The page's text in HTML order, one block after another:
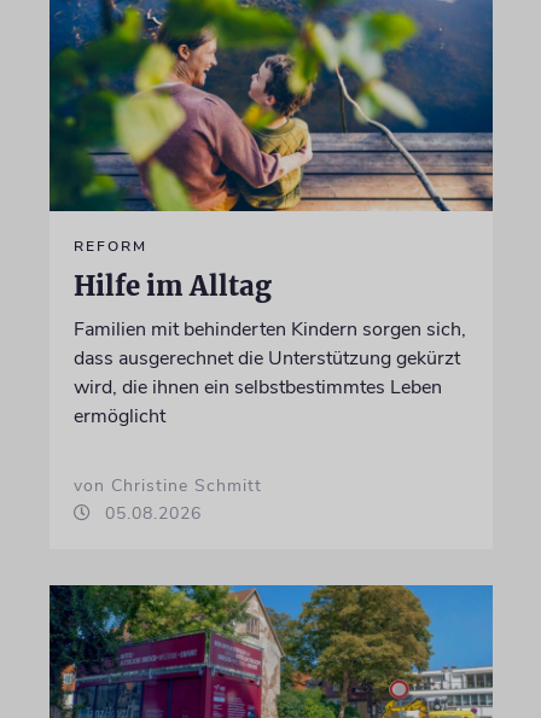
REFORM
Hilfe im Alltag
Familien mit behinderten Kindern sorgen sich,
dass ausgerechnet die Unterstützung gekürzt
wird, die ihnen ein selbstbestimmtes Leben
ermöglicht
von Christine Schmitt
05.08.2026